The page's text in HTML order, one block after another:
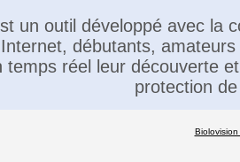
un outil développé avec la
débutants,
temps réel leur découverte
protection
Biolovision